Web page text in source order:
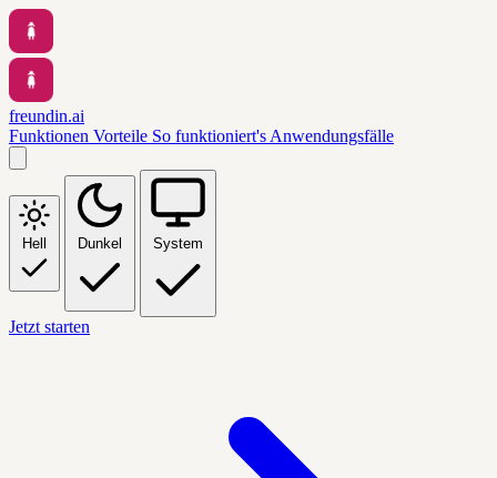
freundin.ai
Funktionen Vorteile So funktioniert's Anwendungsfälle
Hell Dunkel System
Jetzt starten